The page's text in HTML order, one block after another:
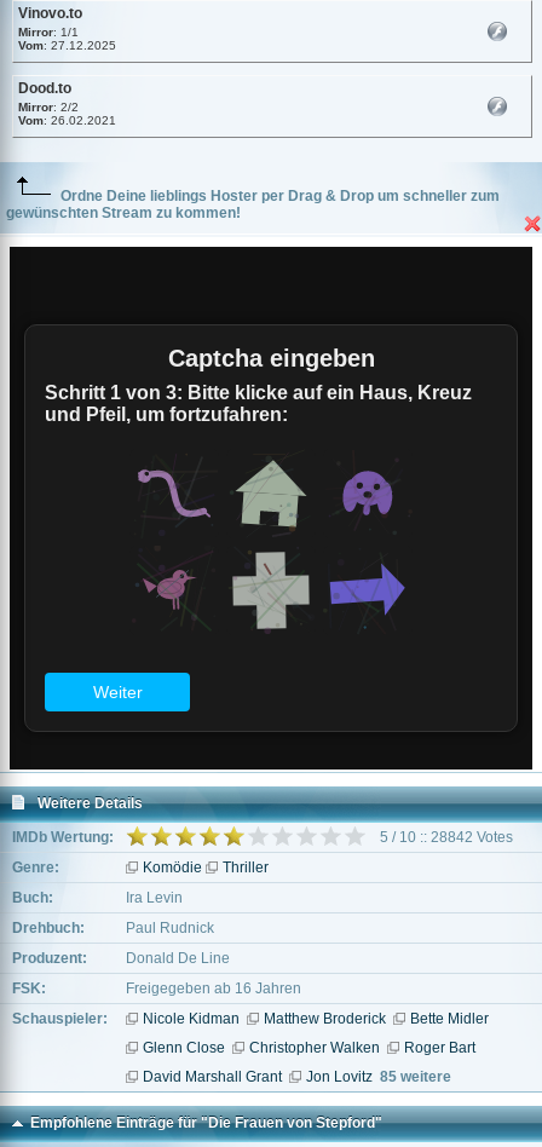
Vinovo.to
Mirror: 1/1
Vom: 27.12.2025
Dood.to
Mirror: 2/2
Vom: 26.02.2021
Ordne Deine lieblings Hoster per Drag & Drop um schneller zum
gewünschten Stream zu kommen!
Weitere Details
IMDb Wertung:
5 / 10 :: 28842 Votes
Genre:
Komödie
Thriller
Buch:
Ira Levin
Drehbuch:
Paul Rudnick
Produzent:
Donald De Line
FSK:
Freigegeben ab 16 Jahren
Schauspieler:
Nicole Kidman Matthew Broderick
Bette Midler
Glenn Close
Christopher Walken
Roger Bart
David Marshall Grant
Jon Lovitz 85 weitere
Empfohlene Einträge für "Die Frauen von Stepford"